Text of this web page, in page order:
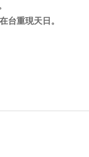
台重現天日。